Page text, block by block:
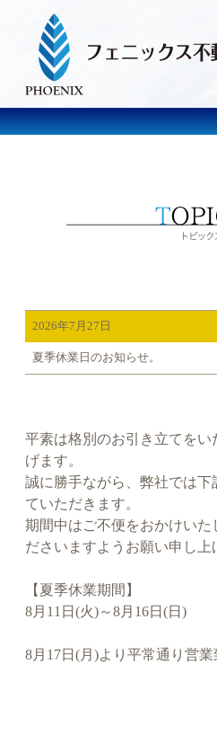
2026年7月27日
夏季休業日のお知らせ。
平素は格別のお引き立てをい
げます。
誠に勝手ながら、弊社では
ていただきます。
期間中はご不便をおかけいた
ださいますようお願い申し上
【夏季休業期間】
8月11日(火)～8月16日(日)
8月17日(月)より平常通り営業